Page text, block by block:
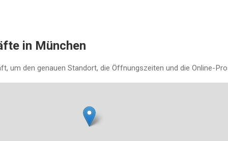
in München
um den genauen Standort, die Öffnungszeiten und die Online-